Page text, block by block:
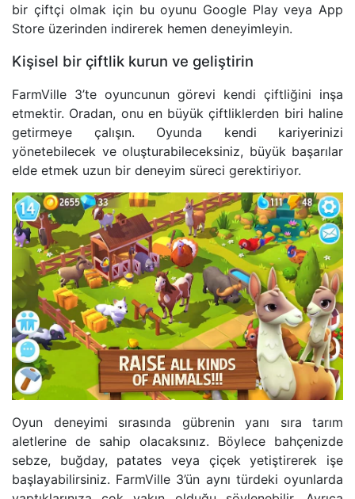
bir çiftçi olmak için bu oyunu Google Play veya App
Store üzerinden indirerek hemen deneyimleyin.
Kişisel bir çiftlik kurun ve geliştirin
FarmVille 3’te oyuncunun görevi kendi çiftliğini inşa
etmektir. Oradan, onu en büyük çiftliklerden biri haline
getirmeye çalışın. Oyunda kendi kariyerinizi
yönetebilecek ve oluşturabileceksiniz, büyük başarılar
elde etmek uzun bir deneyim süreci gerektiriyor.
Oyun deneyimi sırasında gübrenin yanı sıra tarım
aletlerine de sahip olacaksınız. Böylece bahçenizde
sebze, buğday, patates veya çiçek yetiştirerek işe
başlayabilirsiniz. FarmVille 3’ün aynı türdeki oyunlarda